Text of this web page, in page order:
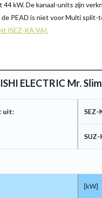
kW. De kanaal-units zijn
de PEAD is niet voor Multi split-
(SEZ-KA VA).
ELECTRIC Mr.
uit: SEZ-
[kW]